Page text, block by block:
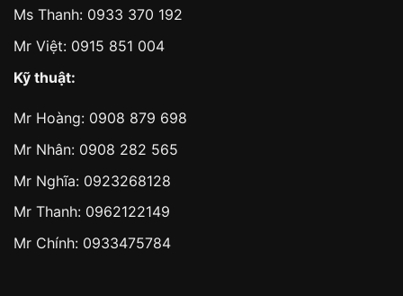
Ms Thanh: 0933 370 192
Mr Việt: 0915 851 004
Kỹ thuật:
Mr Hoàng: 0908 879 698
Mr Nhân: 0908 282 565
Mr Nghĩa: 0923268128
Mr Thanh: 0962122149
Mr Chính: 0933475784